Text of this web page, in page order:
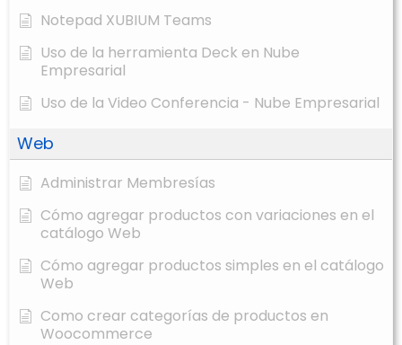
Notepad XUBIUM Teams
Uso de la herramienta Deck en Nube
Empresarial
Uso de la Video Conferencia - Nube Empresarial
Web
Administrar Membresías
Cómo agregar productos con variaciones en el
catálogo Web
Cómo agregar productos simples en el catálogo
Web
Como crear categorías de productos en
Woocommerce